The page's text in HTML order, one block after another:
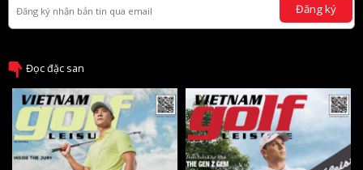
Đăng ký
Đọc đặc san